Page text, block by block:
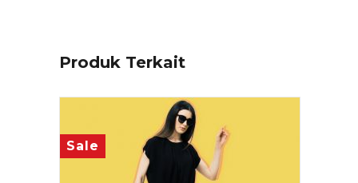
Produk Terkait
Sale